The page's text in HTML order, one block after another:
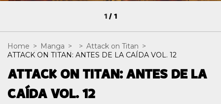
1/1
Home > Manga > > Attack on Titan >
ATTACK ON TITAN: ANTES DE LA CAÍDA VOL. 12
ATTACK ON TITAN: ANTES DE LA
CAÍDA VOL. 12